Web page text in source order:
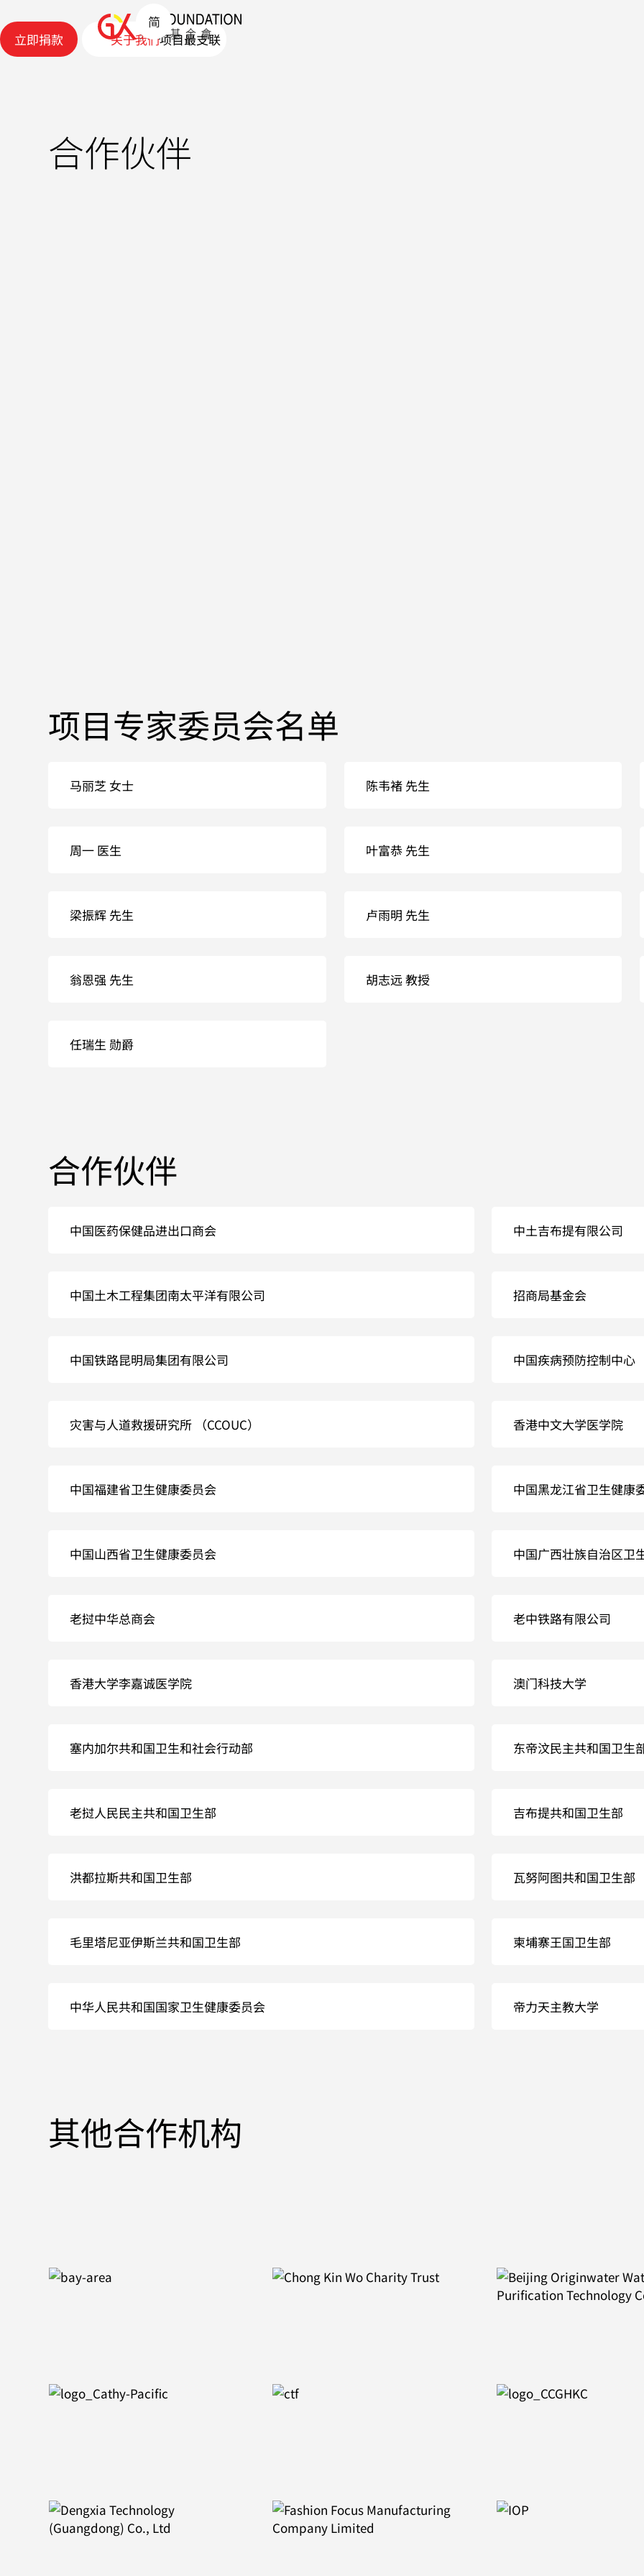
关于我们项目最
动
态
支联
简
立即捐款
立即捐款
合作伙伴
项目专家委员会名单
马丽芝 女士 陈韦褚 先生
周一 医生 叶富恭 先生
梁振辉 先生 卢雨明 先生
翁恩强 先生 胡志远 教授
任瑞生 勋爵
合作伙伴
中国医药保健品进出口商会 中土吉布提有限公司
中国土木工程集团南太平洋有限公司 招商局基金会
中国铁路昆明局集团有限公司 中国疾病预防控制中心
灾害与人道救援研究所 （CCOUC） 香港中文大学医学院
中国福建省卫生健康委员会 中国黑龙江省卫生健康
中国山西省卫生健康委员会 中国广西壮族自治区卫
老挝中华总商会 老中铁路有限公司
香港大学李嘉诚医学院 澳门科技大学
塞内加尔共和国卫生和社会行动部 东帝汶民主共和国卫生
老挝人民民主共和国卫生部 吉布提共和国卫生部
洪都拉斯共和国卫生部 瓦努阿图共和国卫生部
毛里塔尼亚伊斯兰共和国卫生部 柬埔寨王国卫生部
中华人民共和国国家卫生健康委员会 帝力天主教大学
其他合作机构